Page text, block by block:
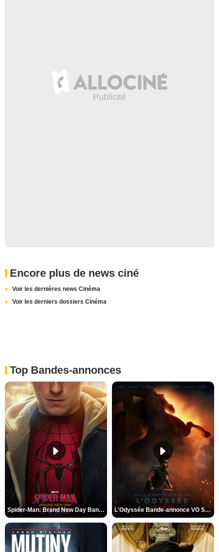
Encore plus de news ciné
Voir les dernières news Cinéma
Voir les derniers dossiers Cinéma
Top Bandes-annonces
Spider-Man: Brand New Day Bande-annonce VO STFR L'Odyssée Bande-annonce VO STFR